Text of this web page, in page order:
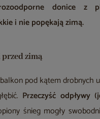
donice z
i nie popękają zimą.
zimą
pod kątem drobnych
Przeczyść odpływy
śnieg mogły